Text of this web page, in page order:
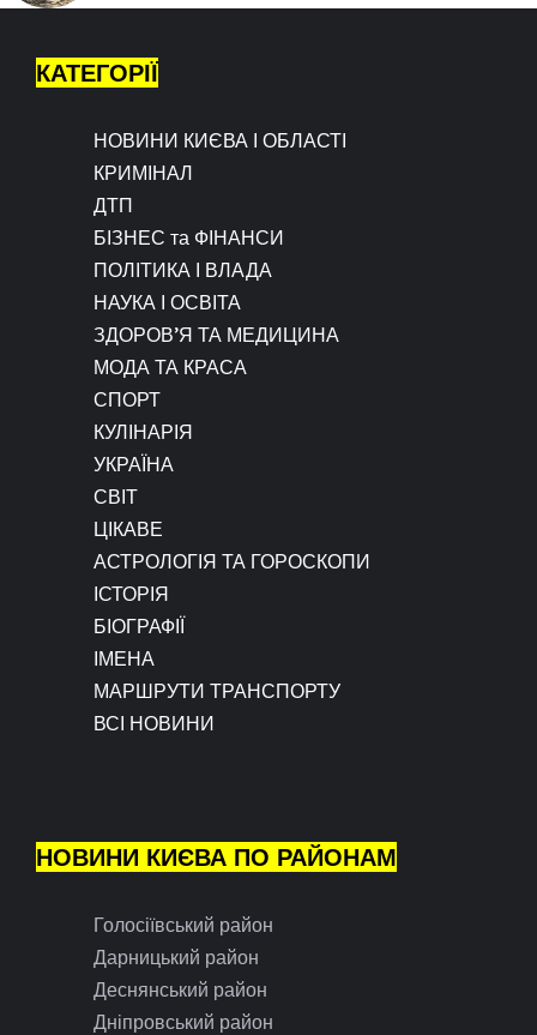
КАТЕГОРІЇ
НОВИНИ КИЄВА І ОБЛАСТІ
КРИМІНАЛ
ДТП
БІЗНЕС та ФІНАНСИ
ПОЛІТИКА І ВЛАДА
НАУКА І ОСВІТА
ЗДОРОВ’Я ТА МЕДИЦИНА
МОДА ТА КРАСА
СПОРТ
КУЛІНАРІЯ
УКРАЇНА
СВІТ
ЦІКАВЕ
АСТРОЛОГІЯ ТА ГОРОСКОПИ
ІСТОРІЯ
БІОГРАФІЇ
ІМЕНА
МАРШРУТИ ТРАНСПОРТУ
ВСІ НОВИНИ
НОВИНИ КИЄВА ПО РАЙОНАМ
Голосіївський район
Дарницький район
Деснянський район
Дніпровський район